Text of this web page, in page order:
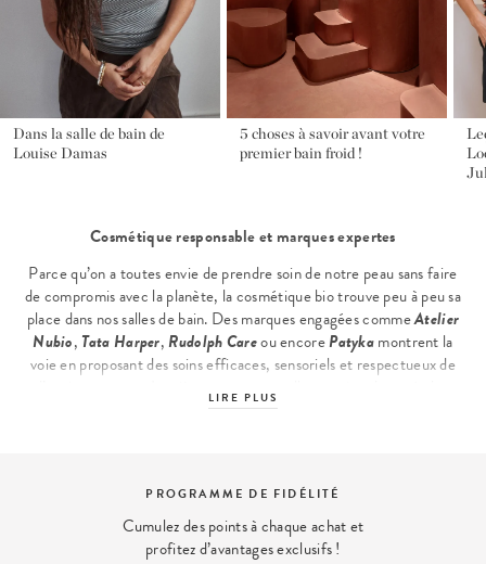
Dans la salle de bain de
Louise Damas
5 choses à savoir avant votre
premier bain froid !
Cosmétique responsable et marques expertes
Parce qu’on a toutes envie de prendre soin de notre peau sans faire
de compromis avec la planète, la cosmétique bio trouve peu à peu sa
place dans nos salles de bain. Des marques engagées commeAtelier
Nubio, Tata Harper,Rudolph Careou encorePatykamontrent la
voie en proposant des soins efficaces, sensoriels et respectueux de
éthiques. Découvrez notre sélection
Les grandes familles de produits cosmétiques responsables
Soins pour le visage : une priorité non-négociable
LIRE PLUS
LIVRAISON OFFERTE
Livraison en 48 heures, offerte dès 60€
d’achats.